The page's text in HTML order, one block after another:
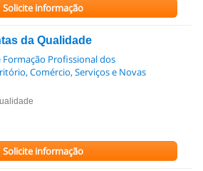
Solicite informação
da Qualidade
Profissional dos
Comércio, Serviços e Novas
Solicite informação